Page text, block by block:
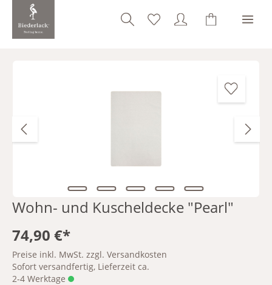
springen
Wohn- und Kuscheldecke "Pearl"
74,90 €*
Preise inkl. MwSt. zzgl. Versandkosten
Sofort versandfertig, Lieferzeit ca.
2-4 Werktage